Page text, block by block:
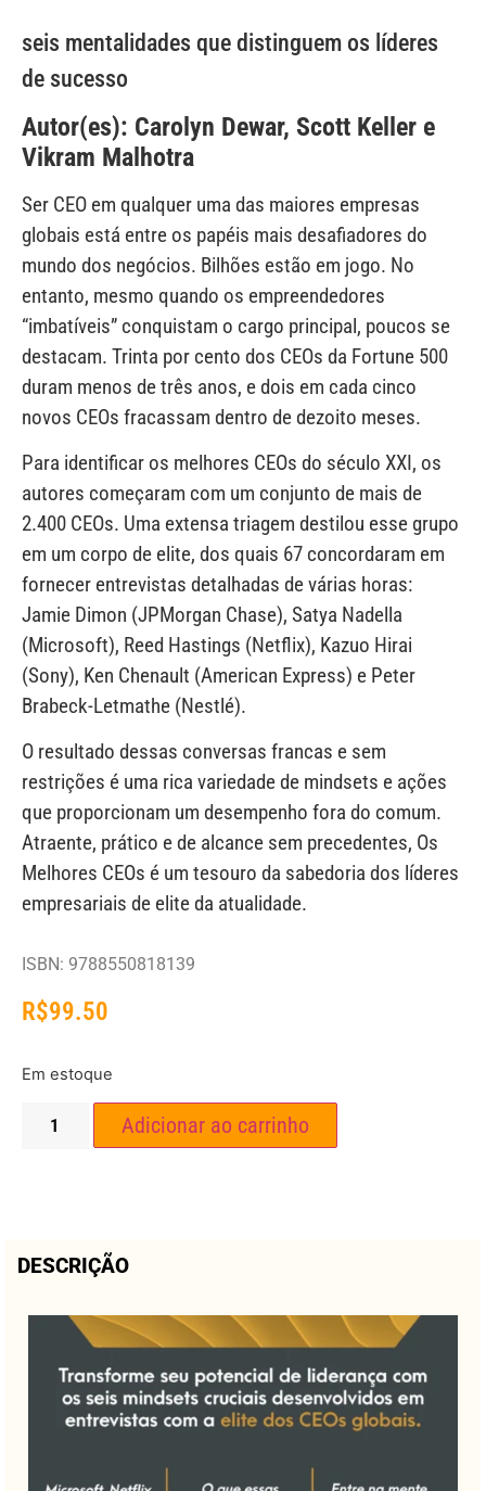
seis mentalidades que distinguem os líderes
de sucesso
Autor(es): Carolyn Dewar, Scott Keller e
Vikram Malhotra
Ser CEO em qualquer uma das maiores empresas
globais está entre os papéis mais desafiadores do
mundo dos negócios. Bilhões estão em jogo. No
entanto, mesmo quando os empreendedores
“imbatíveis” conquistam o cargo principal, poucos se
destacam. Trinta por cento dos CEOs da Fortune 500
duram menos de três anos, e dois em cada cinco
novos CEOs fracassam dentro de dezoito meses.
Para identificar os melhores CEOs do século XXI, os
autores começaram com um conjunto de mais de
2.400 CEOs. Uma extensa triagem destilou esse grupo
em um corpo de elite, dos quais 67 concordaram em
fornecer entrevistas detalhadas de várias horas:
Jamie Dimon (JPMorgan Chase), Satya Nadella
(Microsoft), Reed Hastings (Netflix), Kazuo Hirai
(Sony), Ken Chenault (American Express) e Peter
Brabeck-Letmathe (Nestlé).
O resultado dessas conversas francas e sem
restrições é uma rica variedade de mindsets e ações
que proporcionam um desempenho fora do comum.
Atraente, prático e de alcance sem precedentes, Os
Melhores CEOs é um tesouro da sabedoria dos líderes
empresariais de elite da atualidade.
ISBN: 9788550818139
R$99.50
Em estoque
Adicionar ao carrinho
DESCRIÇÃO